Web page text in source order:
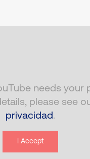
needs your
please see
privacidad.
I Accept